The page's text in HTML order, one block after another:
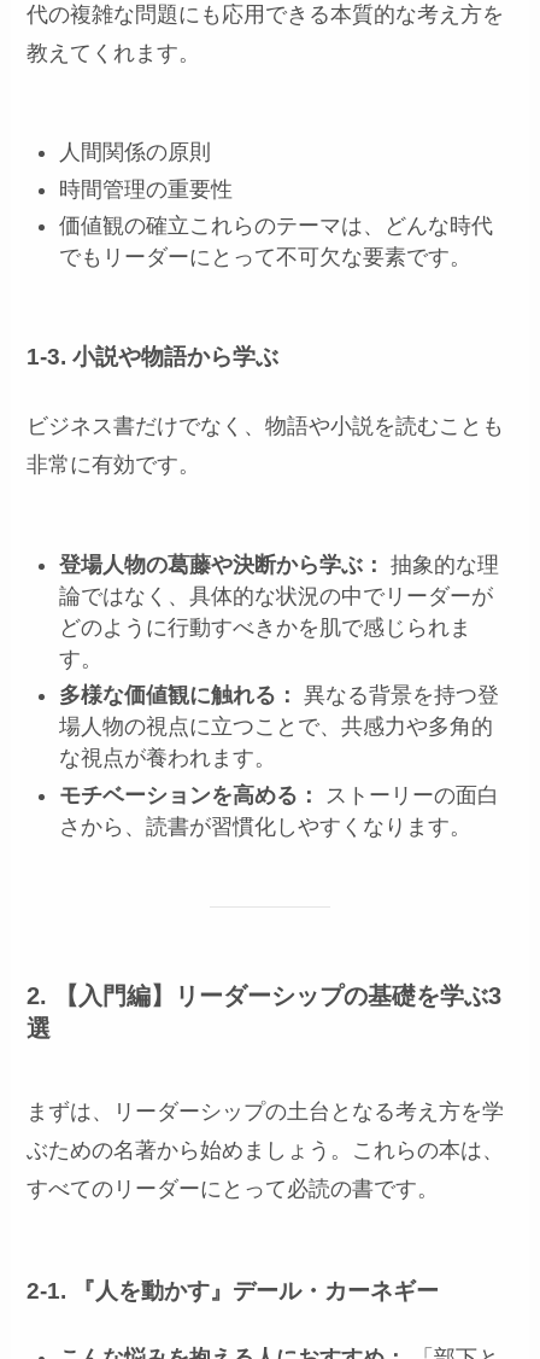
代の複雑な問題にも応用できる本質的な考え方を
教えてくれます。
人間関係の原則
時間管理の重要性
価値観の確立これらのテーマは、どんな時代
でもリーダーにとって不可欠な要素です。
1-3. 小説や物語から学ぶ
ビジネス書だけでなく、物語や小説を読むことも
非常に有効です。
登場人物の葛藤や決断から学ぶ： 抽象的な理
論ではなく、具体的な状況の中でリーダーが
どのように行動すべきかを肌で感じられま
す。
多様な価値観に触れる： 異なる背景を持つ登
場人物の視点に立つことで、共感力や多角的
な視点が養われます。
モチベーションを高める：
ストーリーの面白
さから、読書が習慣化しやすくなります。
2. 【入門編】リーダーシップの基礎を学ぶ3
選
まずは、リーダーシップの土台となる考え方を学
ぶための名著から始めましょう。これらの本は、
すべてのリーダーにとって必読の書です。
2-1. 『人を動かす』デール・カーネギー